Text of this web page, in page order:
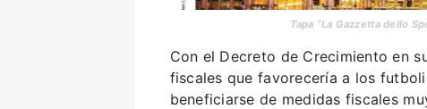
Tapa “La Gazzetta dello
Con el Decreto de Crecimiento en
fiscales que favorecería a los
beneficiarse de medidas fiscales